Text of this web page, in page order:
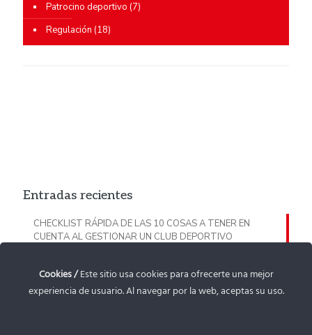
Patrocino deportivo (7)
Regulación (18)
Entradas recientes
CHECKLIST RÁPIDA DE LAS 10 COSAS A TENER EN
CUENTA AL GESTIONAR UN CLUB DEPORTIVO
CHECKLIST PROTECCIÓN DE MENORES: TODO LO QUE
TIENES QUE TENER EN CUENTA EN TU CLUB DEPORTIVO
Cookies /Este sitio usa cookies para ofrecerte una mejor
experiencia de usuario. Al navegar por la web, aceptas su uso.